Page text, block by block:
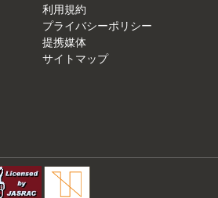
利用規約
プライバシーポリシー
提携媒体
サイトマップ